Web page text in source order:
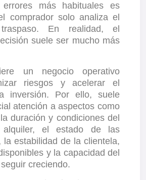
más habituales es
comprador solo analiza el
En realidad, el
suele ser mucho más
un negocio operativo
riesgos y acelerar el
inversión. Por ello, suele
atención a aspectos como
duración y condiciones del
alquiler, el estado de las
la estabilidad de la clientela,
y la capacidad del
creciendo.